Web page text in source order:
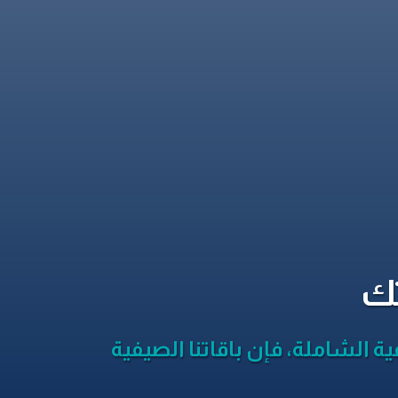
الشاملة، فإن باقاتنا الصيفية